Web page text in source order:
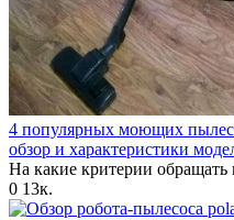
4 популярных моющих
обзор и характеристики
На какие критерии
0 13к.